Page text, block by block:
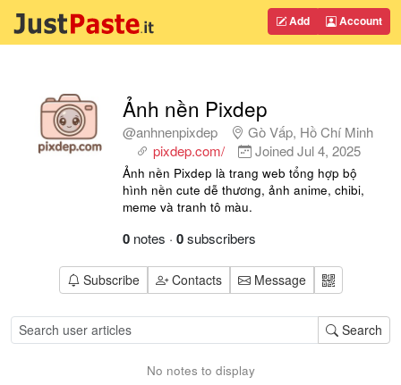
Add Account
Ảnh nền Pixdep
@anhnenpixdep
Gò Vấp, Hồ Chí Minh
pixdep.com/
JoinedJul 4, 2025
Ảnh nền Pixdep là trang web tổng hợp bộ
hình nền cute dễ thương, ảnh anime, chibi,
meme và tranh tô màu.
0 notes · 0subscribers
Subscribe Contacts Message
Search
No notes to display